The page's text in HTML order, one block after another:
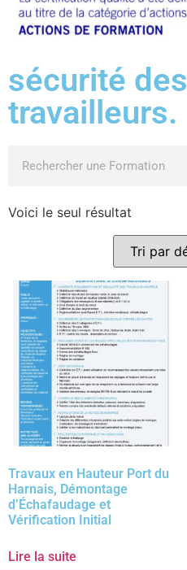
sécurité des
travailleurs.
Voici le seul résultat
Travaux en Hauteur Port du
Harnais, Démontage
d’Échafaudage et
Vérification Initial
Lire la suite